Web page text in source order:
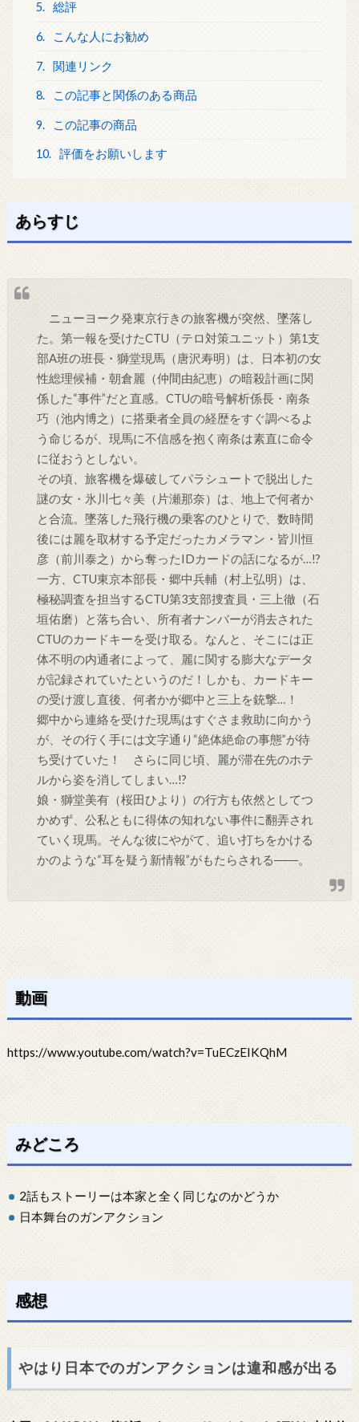
5. 総評
6. こんな人にお勧め
7. 関連リンク
8. この記事と関係のある商品
9. この記事の商品
10. 評価をお願いします
あらすじ
ニューヨーク発東京行きの旅客機が突然、墜落し
た。第一報を受けたCTU（テロ対策ユニット）第1支
部A班の班長・獅堂現馬（唐沢寿明）は、日本初の女
性総理候補・朝倉麗（仲間由紀恵）の暗殺計画に関
係した“事件”だと直感。CTUの暗号解析係長・南条
巧（池内博之）に搭乗者全員の経歴をすぐ調べるよ
う命じるが、現馬に不信感を抱く南条は素直に命令
に従おうとしない。
その頃、旅客機を爆破してパラシュートで脱出した
謎の女・氷川七々美（片瀬那奈）は、地上で何者か
と合流。墜落した飛行機の乗客のひとりで、数時間
後には麗を取材する予定だったカメラマン・皆川恒
彦（前川泰之）から奪ったIDカードの話になるが…!?
一方、CTU東京本部長・郷中兵輔（村上弘明）は、
極秘調査を担当するCTU第3支部捜査員・三上徹（石
垣佑磨）と落ち合い、所有者ナンバーが消去された
CTUのカードキーを受け取る。なんと、そこには正
体不明の内通者によって、麗に関する膨大なデータ
が記録されていたというのだ！しかも、カードキー
の受け渡し直後、何者かが郷中と三上を銃撃…！
郷中から連絡を受けた現馬はすぐさま救助に向かう
が、その行く手には文字通り“絶体絶命の事態”が待
ち受けていた！ さらに同じ頃、麗が滞在先のホテ
ルから姿を消してしまい…!?
娘・獅堂美有（桜田ひより）の行方も依然としてつ
かめず、公私ともに得体の知れない事件に翻弄され
ていく現馬。そんな彼にやがて、追い打ちをかける
かのような“耳を疑う新情報”がもたらされる――。
動画
https://www.youtube.com/watch?v=TuECzEIKQhM
みどころ
2話もストーリーは本家と全く同じなのかどうか
日本舞台のガンアクション
感想
やはり日本でのガンアクションは違和感が出る